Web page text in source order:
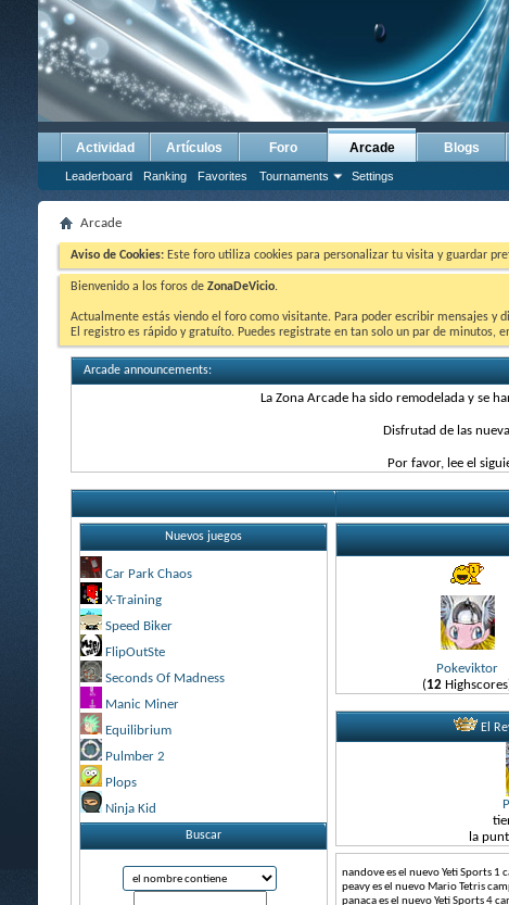
Actividad Artículos Foro Arcade
Leaderboard Ranking Favorites Tournaments Settings
Blogs
Arcade
Aviso de Cookies: Este foro utiliza cookies para personalizar tu visita y guardar
Bienvenido a los foros de ZonaDeVicio.
Actualmente estás viendo el foro como visitante. Para poder escribir mensajes
El registro es rápido y gratuíto. Puedes registrate en tan solo un par de minutos,
Arcade announcements:
La Zona Arcade ha sido remodelada y se
Disfrutad de las
Por favor, lee el
Nuevos juegos
Car Park Chaos
X-Training
Speed Biker
FlipOutSte
Seconds Of Madness
Manic Miner
Equilibrium
Pulmber 2
Plops
Ninja Kid
Buscar
Pokeviktor
(12
El
la
nandove es el nuevo Yeti Sports 1
peavy es el nuevo Mario Tetris
panaca es el nuevo Yeti Sports 4